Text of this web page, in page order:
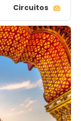
Circuitos